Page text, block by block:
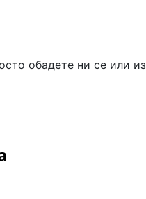
обадете ни се или